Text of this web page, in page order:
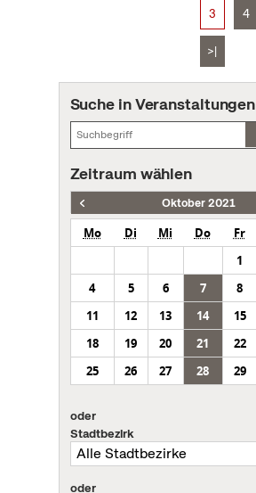
3 4
>|
Suche in Veranstaltungen
Zeitraum wählen
Oktober 2021
Mo Di Mi Do Fr
1
4
5 6 7 8
11
12 13 14 15
18
19 20 21 22
25
26 27 28 29
oder
Stadtbezirk
oder